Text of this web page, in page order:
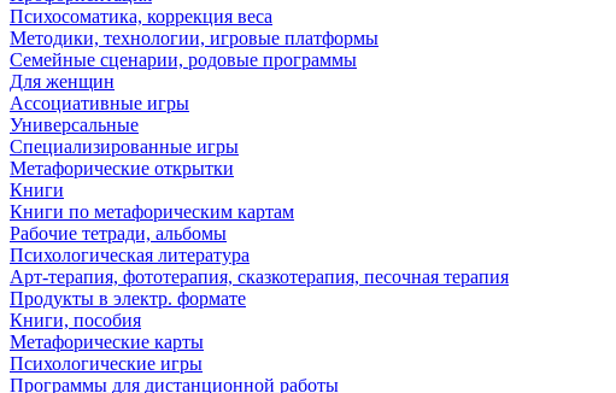
Психосоматика, коррекция веса
Методики, технологии, игровые платформы
Семейные сценарии, родовые программы
Для женщин
Ассоциативные игры
Универсальные
Специализированные игры
Метафорические открытки
Книги
Книги по метафорическим картам
Рабочие тетради, альбомы
Психологическая литература
Арт-терапия, фототерапия, сказкотерапия, песочная терапия
Продукты в электр. формате
Книги, пособия
Метафорические карты
Психологические игры
Программы для дистанционной работы